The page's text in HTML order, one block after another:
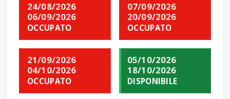
24/08/2026
06/09/2026
OCCUPATO
07/09/2026
20/09/2026
OCCUPATO
21/09/2026
04/10/2026
OCCUPATO
05/10/2026
18/10/2026
DISPONIBILE